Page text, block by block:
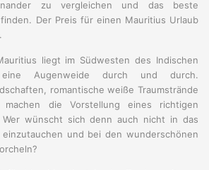
zu vergleichen und das beste
Der Preis für einen Mauritius Urlaub
liegt im Südwesten des Indischen
Augenweide durch und durch.
romantische weiße Traumstrände
die Vorstellung eines richtigen
Wer wünscht sich denn auch nicht in das
und bei den wunderschönen